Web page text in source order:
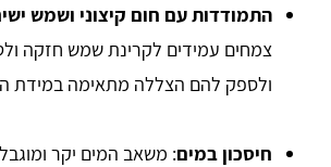
התמודדות עם חום קיצוני ושמש
צמחים עמידים לקרינת שמש חזקה
ולספק להם הצללה מתאימה במידת
חיסכון במים: משאב המים יקר